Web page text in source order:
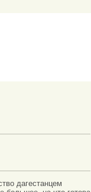
дагестанцем